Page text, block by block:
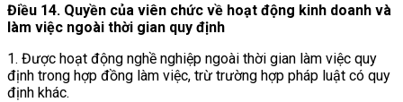
Điều 14. Quyền của viên chức về hoạt động kinh doanh và
làm việc ngoài thời gian quy định
1. Được hoạt động nghề nghiệp ngoài thời gian làm việc quy
định trong hợp đồng làm việc, trừ trường hợp pháp luật có quy
định khác.